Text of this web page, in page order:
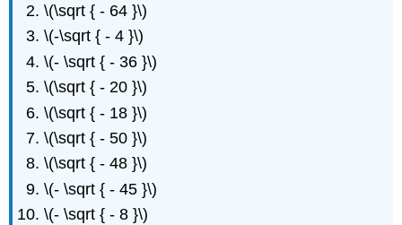
\(\sqrt { - 64 }\)
\(-\sqrt { - 4 }\)
\(- \sqrt { - 36 }\)
\(\sqrt { - 20 }\)
\(\sqrt { - 18 }\)
\(\sqrt { - 50 }\)
\(\sqrt { - 48 }\)
\(- \sqrt { - 45 }\)
\(- \sqrt { - 8 }\)